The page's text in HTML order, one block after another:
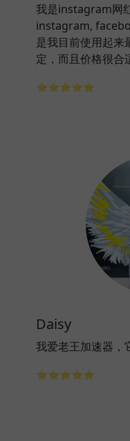
我是instagram网
instagram,
是我目前使用起来
定，而且价格很合
⭐⭐⭐⭐⭐
Daisy
我爱老王加速器，
⭐⭐⭐⭐⭐